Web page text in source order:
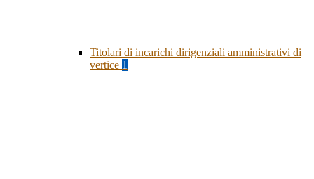
Titolari di incarichi dirigenziali amministrativi di
vertice 1